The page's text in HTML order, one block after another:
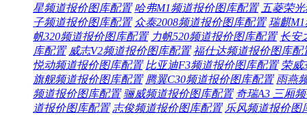
星频道报价图库配置 哈弗M1频道报价图库配置 五菱荣
子频道报价图库配置 众泰2008频道报价图库配置 瑞麒
帆320频道报价图库配置 力帆520频道报价图库配置 长安
库配置 威志V2频道报价图库配置 福仕达频道报价图库配
悦动频道报价图库配置 比亚迪F3频道报价图库配置 荣威
旗舰频道报价图库配置 腾翼C30频道报价图库配置 雨燕
频道报价图库配置 骊威频道报价图库配置 奇瑞A3 三厢频
道报价图库配置 志俊频道报价图库配置 乐风频道报价图